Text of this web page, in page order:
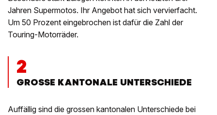
Jahren Supermotos. Ihr Angebot hat sich vervierfacht.
Um 50 Prozent eingebrochen ist dafür die Zahl der
Touring-Motorräder.
2
GROSSE KANTONALE UNTERSCHIEDE
Auffällig sind die grossen kantonalen Unterschiede bei